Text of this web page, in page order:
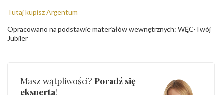
Tutaj kupisz Argentum
Opracowano na podstawie materiałów wewnętrznych: WĘC-Twój
Jubiler
Masz wątpliwości? Poradź się
eksperta!